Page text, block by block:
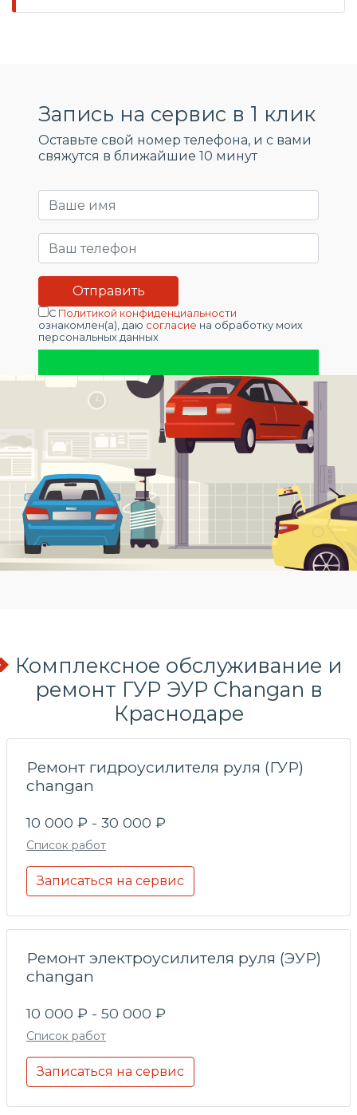
Запись на сервис в 1 клик
Оставьте свой номер телефона, и c вами
свяжутся в ближайшие 10 минут
С Политикой конфиденциальности
ознакомлен(а), даю согласие на обработку моих
персональных данных
Комплексное обслуживание и
ремонт ГУР ЭУР Changan в
Краснодаре
Ремонт гидроусилителя руля (ГУР)
changan
10 000 ₽ - 30 000 ₽
Список работ
Записаться на сервис
Ремонт электроусилителя руля (ЭУР)
changan
10 000 ₽ - 50 000 ₽
Список работ
Записаться на сервис